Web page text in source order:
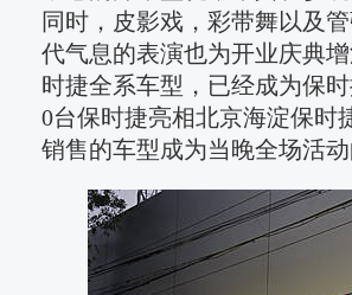
同时，皮影戏，彩带舞以及
代气息的表演也为开业庆典
时捷全系车型，已经成为保
0台保时捷亮相北京海淀保时
销售的车型成为当晚全场活动